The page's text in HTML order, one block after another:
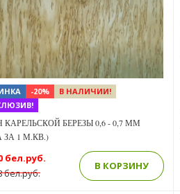
-20%
В НАЛИЧИИ!
БЕРЕЗЫ 0,6 - 0,7 ММ
ЗА 1 М.КВ.)
бел.руб.
бел.руб.
В КОРЗИНУ